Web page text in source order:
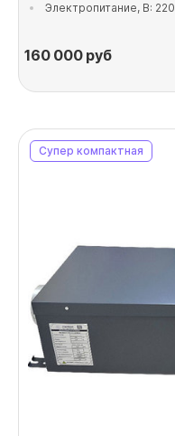
Электропитание, В: 220
160 000руб
Супер компактная